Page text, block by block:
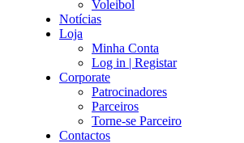
Voleibol
Notícias
Loja
Minha Conta
Log in | Registar
Corporate
Patrocinadores
Parceiros
Torne-se Parceiro
Contactos